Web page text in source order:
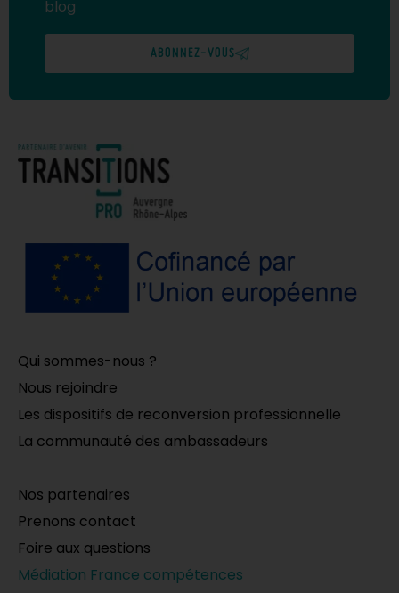
blog
ABONNEZ-VOUS
Qui sommes-nous ?
Nous rejoindre
Les dispositifs de reconversion professionnelle
La communauté des ambassadeurs
Nos partenaires
Prenons contact
Foire aux questions
Médiation France compétences